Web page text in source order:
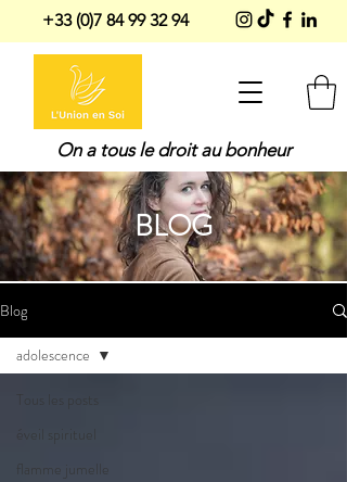
On a tous le droit au bonheur
+33 (0)7 84 99 32 94
BLOG
Blog
Tous les posts
éveil spirituel
flamme jumelle
adolescence